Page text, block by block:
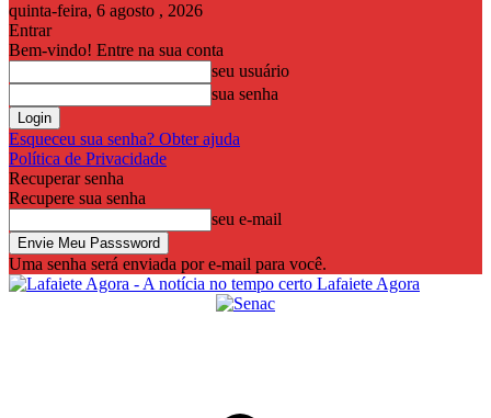
quinta-feira, 6 agosto , 2026
Entrar
Bem-vindo! Entre na sua conta
seu usuário
sua senha
Esqueceu sua senha? Obter ajuda
Política de Privacidade
Recuperar senha
Recupere sua senha
seu e-mail
Uma senha será enviada por e-mail para você.
Lafaiete Agora